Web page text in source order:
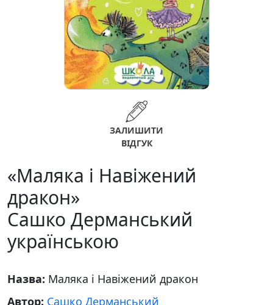
ЗАЛИШИТИ
ВІДГУК
«Маляка і Навіжений
дракон»
Сашко Дерманський
українською
Назва: Маляка і Навіжений дракон
Автор: Сашко Дерманський